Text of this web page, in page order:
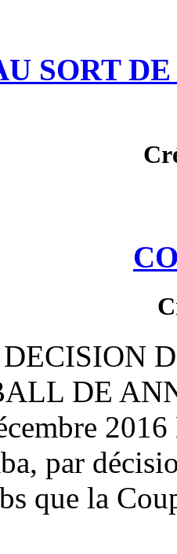
TIRAGE AU
jeudi 29
de
les clubs